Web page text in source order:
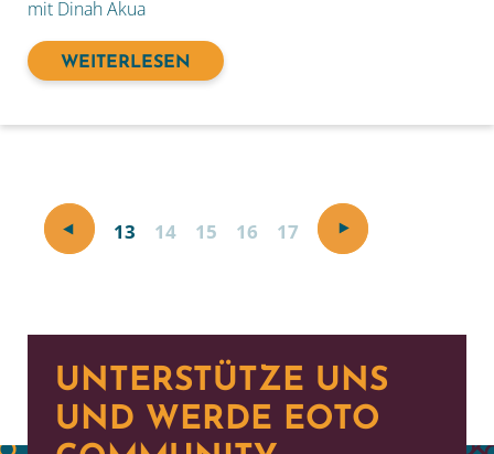
mit Dinah Akua
WEITERLESEN
13 14 15 16 17
UNTERSTÜTZE UNS
UND WERDE EOTO